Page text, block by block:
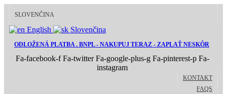
SLOVENČINA
English Slovenčina
ODLOŽENÁ PLATBA . BNPL - NAKUPUJ TERAZ - ZAPLAŤ NESKÔR
Fa-facebook-f Fa-twitter Fa-google-plus-g Fa-pinterest-p Fa-
instagram
KONTAKT
FAQS